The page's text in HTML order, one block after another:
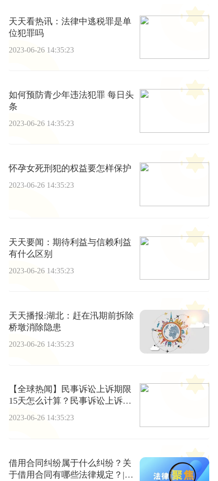
天天看热讯：法律中逃税罪是单
位犯罪吗
2023-06-26 14:35:23
如何预防青少年违法犯罪 每日头
条
2023-06-26 14:35:23
怀孕女死刑犯的权益要怎样保护
2023-06-26 14:35:23
天天要闻：期待利益与信赖利益
有什么区别
2023-06-26 14:35:23
天天播报:湖北：赶在汛期前拆除
桥墩消除隐患
2023-06-26 14:35:23
【全球热闻】民事诉讼上诉期限
15天怎么计算？民事诉讼上诉有
时间限制吗？
2023-06-26 14:35:23
借用合同纠纷属于什么纠纷？关
于借用合同有哪些法律规定？|世